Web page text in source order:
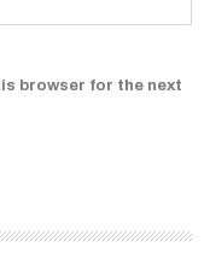
browser for the next